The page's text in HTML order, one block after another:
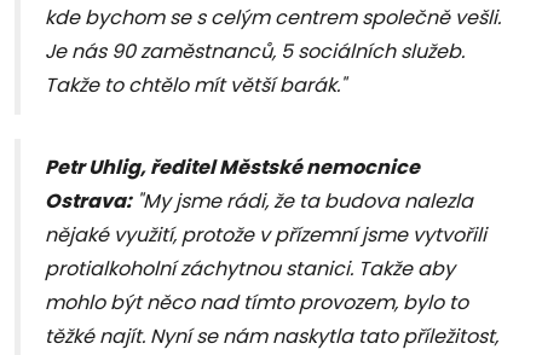
kde bychom se s celým centrem společně vešli.
Je nás 90 zaměstnanců, 5 sociálních služeb.
Takže to chtělo mít větší barák."
Petr Uhlig, ředitel Městské nemocnice
Ostrava:"My jsme rádi, že ta budova nalezla
nějaké využití, protože v přízemní jsme vytvořili
protialkoholní záchytnou stanici. Takže aby
mohlo být něco nad tímto provozem, bylo to
těžké najít. Nyní se nám naskytla tato příležitost,